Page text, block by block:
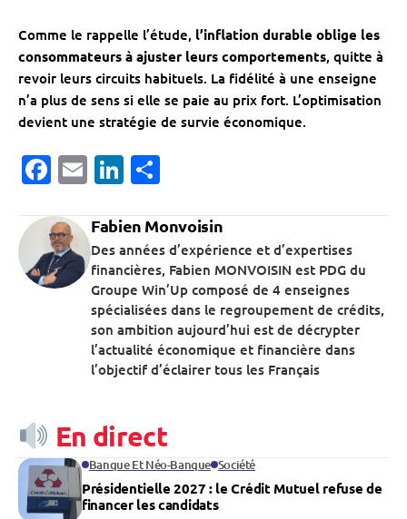
Comme le rappelle l’étude, l’inflation durable oblige les
consommateurs à ajuster leurs comportements, quitte à
revoir leurs circuits habituels. La fidélité à une enseigne
n’a plus de sens si elle se paie au prix fort. L’optimisation
devient une stratégie de survie économique.
Facebook
EmailLinkedIn
Fabien Monvoisin
Des années d’expérience et d’expertises
financières, Fabien MONVOISIN est PDG du
Groupe Win’Up composé de 4 enseignes
spécialisées dans le regroupement de crédits,
son ambition aujourd’hui est de décrypter
l’actualité économique et financière dans
l’objectif d’éclairer tous les Français
En direct
Banque Et Néo-Banque Société
Présidentielle 2027 : le Crédit Mutuel refuse de
financer les candidats